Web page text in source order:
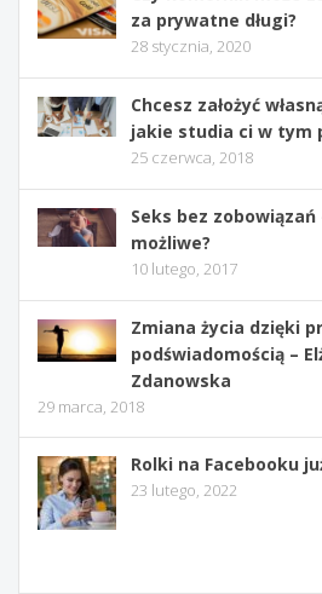
za prywatne długi?
28 stycznia, 2020
Chcesz założyć
jakie studia ci w tym
25 czerwca, 2018
Seks bez
możliwe?
10 lutego, 2017
Zmiana życia dzięki
podświadomością –
Zdanowska
29 marca, 2018
Rolki na Facebooku
23 lutego, 2022